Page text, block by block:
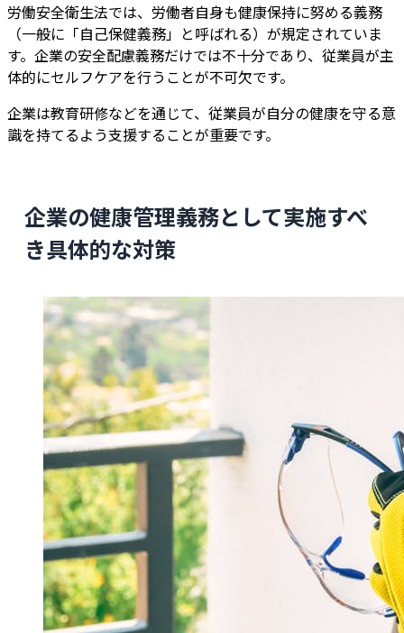
労働安全衛生法では、労働者自身も健康保持に努める義務
（一般に「自己保健義務」と呼ばれる）が規定されていま
す。企業の安全配慮義務だけでは不十分であり、従業員が主
体的にセルフケアを行うことが不可欠です。
企業は教育研修などを通じて、従業員が自分の健康を守る意
識を持てるよう支援することが重要です。
企業の健康管理義務として実施すべ
き具体的な対策